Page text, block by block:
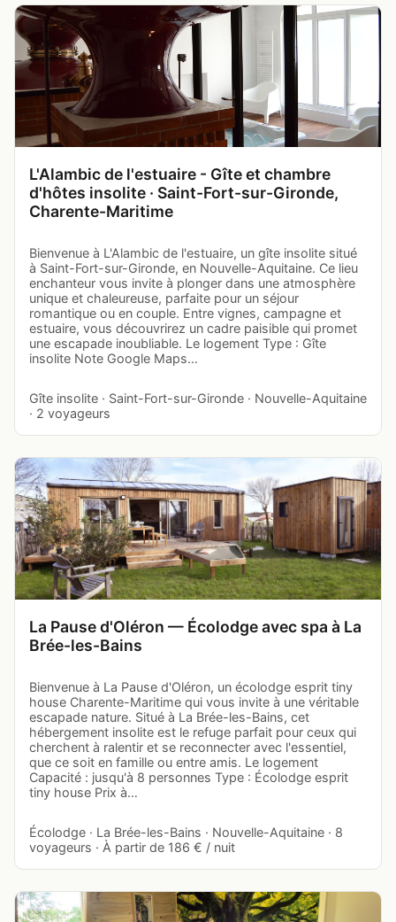
L'Alambic de l'estuaire - Gîte et chambre
d'hôtes insolite · Saint-Fort-sur-Gironde,
Charente-Maritime
Bienvenue à L'Alambic de l'estuaire, un gîte insolite situé
à Saint-Fort-sur-Gironde, en Nouvelle-Aquitaine. Ce lieu
enchanteur vous invite à plonger dans une atmosphère
unique et chaleureuse, parfaite pour un séjour
romantique ou en couple. Entre vignes, campagne et
estuaire, vous découvrirez un cadre paisible qui promet
une escapade inoubliable. Le logement Type : Gîte
insolite Note Google Maps…
Gîte insolite · Saint-Fort-sur-Gironde · Nouvelle-Aquitaine
· 2 voyageurs
La Pause d'Oléron — Écolodge avec spa à La
Brée-les-Bains
Bienvenue à La Pause d'Oléron, un écolodge esprit tiny
house Charente-Maritime qui vous invite à une véritable
escapade nature. Situé à La Brée-les-Bains, cet
hébergement insolite est le refuge parfait pour ceux qui
cherchent à ralentir et se reconnecter avec l'essentiel,
que ce soit en famille ou entre amis. Le logement
Capacité : jusqu'à 8 personnes Type : Écolodge esprit
tiny house Prix à…
Écolodge · La Brée-les-Bains · Nouvelle-Aquitaine · 8
voyageurs · À partir de 186 € / nuit